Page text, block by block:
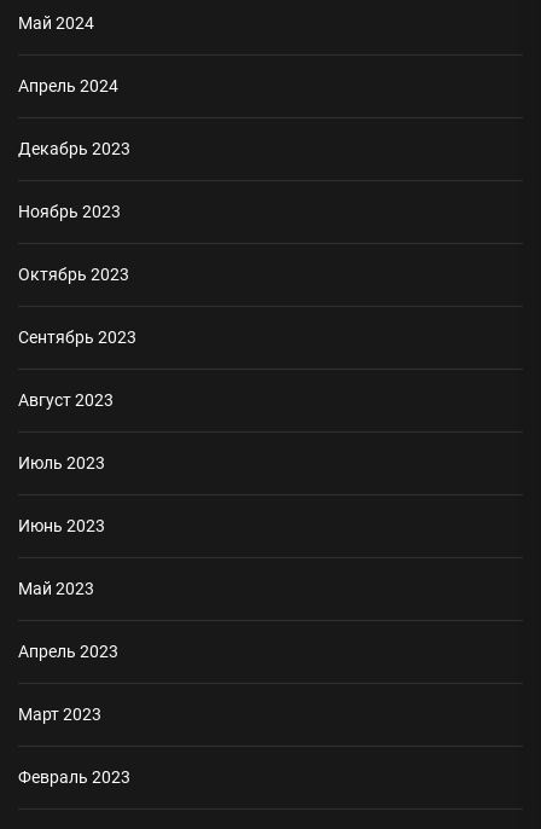
Май 2024
Апрель 2024
Декабрь 2023
Ноябрь 2023
Октябрь 2023
Сентябрь 2023
Август 2023
Июль 2023
Июнь 2023
Май 2023
Апрель 2023
Март 2023
Февраль 2023